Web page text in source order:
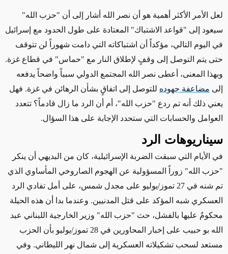
لعل الأمر الأكثر أهمية هو أن نصر الله أشار إلى أن "حزب الله"
سيعود إلى "قواعد الاشتباك" المعتادة على طول الحدود مع إسرائيل
في اليوم التالي، مؤكداً أن اشتباكاته التي دامت شهوراً لن تتوقف
حتى يتم التوصل إلى وقفٍ لإطلاق النار مع "حماس" في قطاع غزة.
وبهذا المعنى، أعطى نصر الله المجتمع الدولي سبباً واضحاً يدفعه
إلى مضاعفة جهوده للتوصل إلى اتفاقٍ بشأن الرهائن في غزة. فهل
يعني ذلك أنه تم ردع "حزب الله"، أم أن الرد ما زال قادماً؟ تتعدد
العوامل والحسابات التي ستحدد الإجابة على هذا السؤال.
سيناريوهات الرد
في الأيام التي سبقت الضربة الإسرائيلية، كان من البديهي أن ينكر
"حزب الله" زوراً المسؤولية عن الهجوم الصاروخي المأساوي الذي
تم شنه في 27 تموز/يوليو على مجدل شمس، على أمل تفادي الرد
العسكري شبه المؤكد على قتل المدنيين. وعندما بدا أن هذه الحيلة
محكومٌ عليها بالفشل، حث "حزب الله" وزير الخارجية اللبناني عبد
الله بو حبيب على إخبار المحاورين في 28 تموز/يوليو بأن الحزب
مستعد لسحب تشكيلاته العسكرية إلى شمال نهر الليطاني. وفي